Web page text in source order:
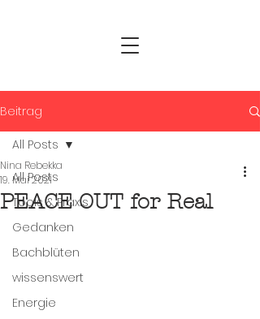
Beitrag
All Posts
Tools & Praxis
Gedanken
Bachblüten
wissenswert
Energie
All Posts
PEACE OUT for Real
Nina Rebekka
19. Mai 2021